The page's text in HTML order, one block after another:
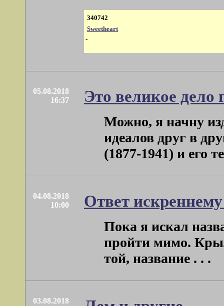
340742
Sweetheart
-
05.08.2018
16:37
Это великое дело
Можно, я начну
идеалов друг в
(1877-1941) и его
04.08.2018
10:00
Ответ
Пока я искал
пройти мимо.
той, название . . .
03.08.2018